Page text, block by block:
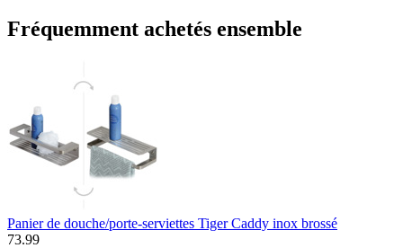
Fréquemment achetés ensemble
Panier de douche/porte-serviettes Tiger Caddy inox brossé
73.99